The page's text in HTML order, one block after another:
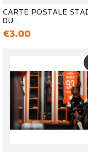
CARTE POSTALE
DU...
価格
€3.00